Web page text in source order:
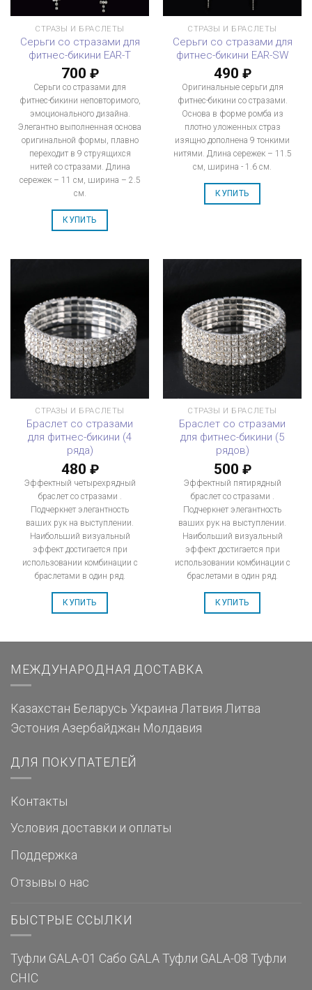
СТРАЗЫ И БРАСЛЕТЫ
Серьги со стразами для
фитнес-бикини EAR-T
700 ₽
Серьги со стразами для
фитнес-бикини неповторимого,
эмоционального дизайна.
Элегантно выполненная основа
оригинальной формы, плавно
переходит в 9 струящихся
нитей со стразами. Длина
сережек – 11 см, ширина – 2.5
см.
КУПИТЬ
СТРАЗЫ И БРАСЛЕТЫ
Серьги со стразами для
фитнес-бикини EAR-SW
490 ₽
Оригинальные серьги для
фитнес-бикини со стразами.
Основа в форме ромба из
плотно уложенных страз
изящно дополнена 9 тонкими
нитями. Длина сережек – 11.5
см, ширина - 1.6 см.
КУПИТЬ
СТРАЗЫ И БРАСЛЕТЫ
Браслет со стразами
для фитнес-бикини (4
ряда)
480 ₽
Эффектный четырехрядный
браслет со стразами .
Подчеркнет элегантность
ваших рук на выступлении.
Наибольший визуальный
эффект достигается при
использовании комбинации с
браслетами в один ряд.
КУПИТЬ
СТРАЗЫ И БРАСЛЕТЫ
Браслет со стразами
для фитнес-бикини (5
рядов)
500 ₽
Эффектный пятирядный
браслет со стразами .
Подчеркнет элегантность
ваших рук на выступлении.
Наибольший визуальный
эффект достигается при
использовании комбинации с
браслетами в один ряд.
КУПИТЬ
МЕЖДУНАРОДНАЯ ДОСТАВКА
Казахстан Беларусь Украина Латвия Литва
Эстония Азербайджан Молдавия
ДЛЯ ПОКУПАТЕЛЕЙ
Контакты
Условия доставки и оплаты
Поддержка
Отзывы о нас
БЫСТРЫЕ ССЫЛКИ
Туфли GALA-01 Сабо GALA Туфли GALA-08 Туфли
CHIC